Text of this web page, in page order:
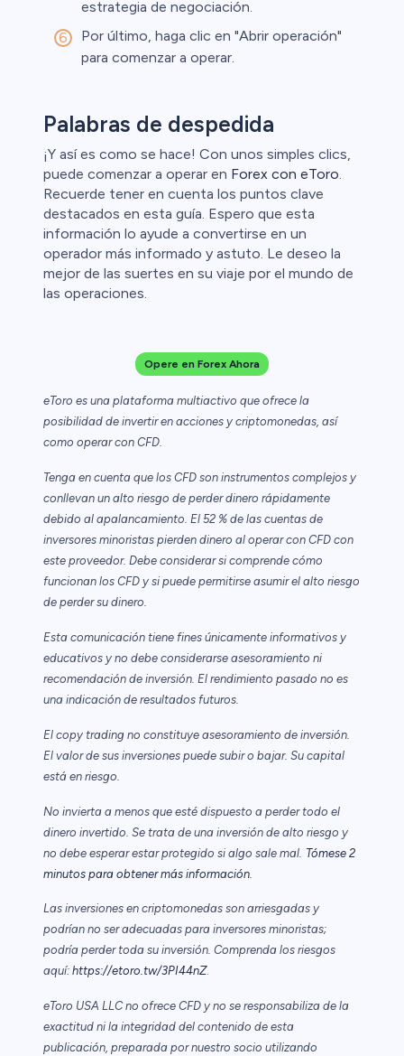
estrategia de negociación.
Por último, haga clic en "Abrir operación"
para comenzar a operar.
Palabras de despedida
¡Y así es como se hace! Con unos simples clics,
puede comenzar a operar en Forex con eToro.
Recuerde tener en cuenta los puntos clave
destacados en esta guía. Espero que esta
información lo ayude a convertirse en un
operador más informado y astuto. Le deseo la
mejor de las suertes en su viaje por el mundo de
las operaciones.
Opere en Forex Ahora
eToro es una plataforma multiactivo que ofrece la
posibilidad de invertir en acciones y criptomonedas, así
como operar con CFD.
Tenga en cuenta que los CFD son instrumentos complejos y
conllevan un alto riesgo de perder dinero rápidamente
debido al apalancamiento. El 52 % de las cuentas de
inversores minoristas pierden dinero al operar con CFD con
este proveedor. Debe considerar si comprende cómo
funcionan los CFD y si puede permitirse asumir el alto riesgo
de perder su dinero.
Esta comunicación tiene fines únicamente informativos y
educativos y no debe considerarse asesoramiento ni
recomendación de inversión. El rendimiento pasado no es
una indicación de resultados futuros.
El copy trading no constituye asesoramiento de inversión.
El valor de sus inversiones puede subir o bajar. Su capital
está en riesgo.
No invierta a menos que esté dispuesto a perder todo el
dinero invertido. Se trata de una inversión de alto riesgo y
no debe esperar estar protegido si algo sale mal. Tómese 2
minutos para obtener más información.
Las inversiones en criptomonedas son arriesgadas y
podrían no ser adecuadas para inversores minoristas;
podría perder toda su inversión. Comprenda los riesgos
aquí: https://etoro.tw/3PI44nZ.
eToro USA LLC no ofrece CFD y no se responsabiliza de la
exactitud ni la integridad del contenido de esta
publicación, preparada por nuestro socio utilizando